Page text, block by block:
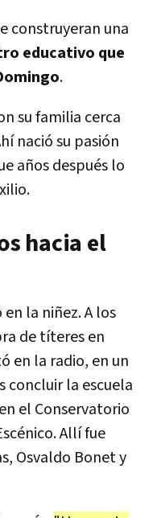
construyeran una
educativo que
.
su familia cerca
nació su pasión
años después lo
hacia el
la niñez. A los
de títeres en
en la radio, en un
concluir la escuela
el Conservatorio
Allí fue
Osvaldo Bonet y